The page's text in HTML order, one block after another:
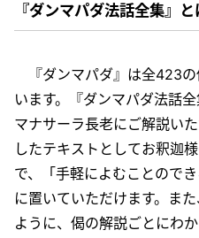
『ダンマパダ法話全集』と
『ダンマパダ』は全423の
います。『ダンマパダ法話
マナサーラ長老にご解説い
したテキストとしてお釈迦
で、「手軽によむことので
に置いていただけます。ま
ように、偈の解説ごとにわ